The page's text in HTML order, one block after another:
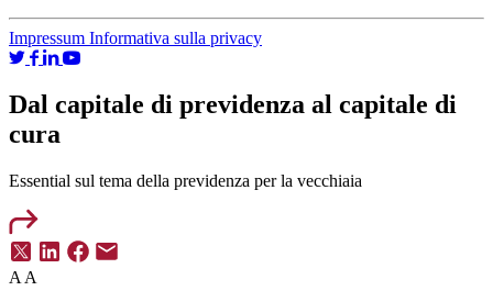
Impressum Informativa sulla privacy
Dal capitale di previdenza al capitale di
cura
Essential sul tema della previdenza per la vecchiaia
A A